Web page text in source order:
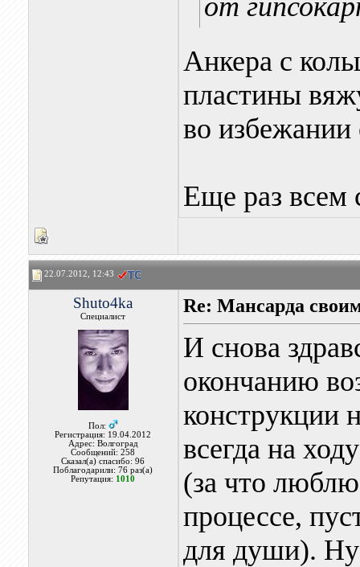
от
Анкера с
пластины
во
Еще раз всем
22.07.2012, 12:43
Shuto4ka
Специалист
Пол:
Регистрация: 19.04.2012
Адрес: Волгоград
Сообщений: 258
Сказал(а) спасибо: 96
Поблагодарили: 76 раз(а)
Репутация: 1010
Re: Мансарда
И снова
окончанию
конструкции
всегда на
(за что
процессе,
для души).